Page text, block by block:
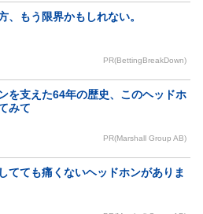
、もう限界かもしれない。
PR(BettingBreakDown)
を支えた64年の歴史、このヘッドホ
みて
PR(Marshall Group AB)
てても痛くないヘッドホンがありま